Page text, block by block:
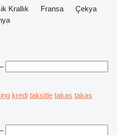
Krallık Fransa
Çekya
–
kredi taksitle takas takas
–